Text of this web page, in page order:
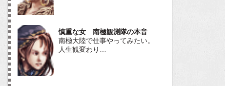
慎重な女 南極観測隊の本音
南極大陸で仕事やってみたい。
人生観変わり…